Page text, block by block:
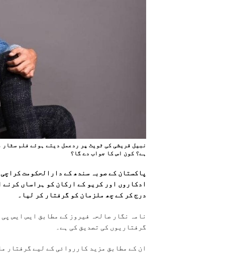
نبیل قریشی کی ٹویٹ پر ردعمل دیتے ہوئے فلم
ہے؟ کون اس کا جواب دے گا؟
پاکستان کے صوبہ سندھ کے دارالحکومت
ادکاروں اور کریو کے ارکان کو ہراساں کرنے
درج کر کے چھ ملزمان کو گرفتار کر لیا۔
نامہ نگار صالحہ فیروز کے مطابق ایس ایس
گرفتاریوں کی تصدیق کی ہے۔
ان کے مطابق مزید کارروائی کے لیے گرفتار